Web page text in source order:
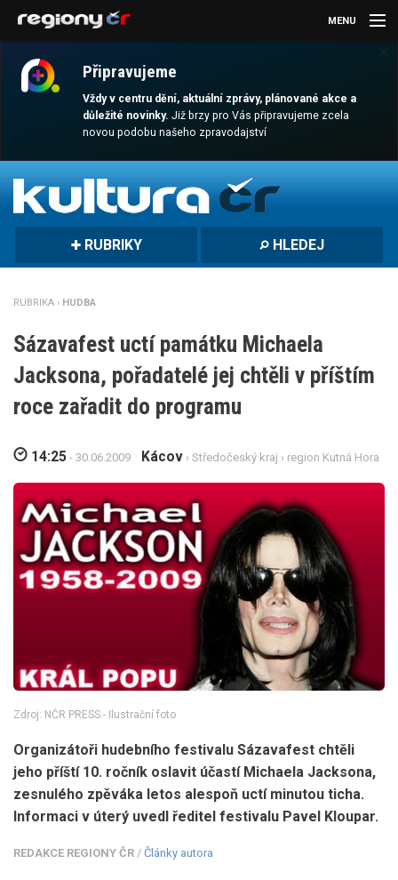
Připravujeme
Vždy v centru dění, aktuální zprávy, plánované akce a
důležité novinky.Již brzy pro Vás připravujeme zcela
novou podobu našeho zpravodajství
MENU
AKTUALITY
MAGAZÍN
RUBRIKY HLEDEJ
RUBRIKA › HUDBA
Sázavafest uctí památku Michaela
Jacksona, pořadatelé jej chtěli v příštím
roce zařadit do programu
14:25 - 30.06.2009 Kácov › Středočeský kraj › region Kutná Hora
Zdroj: NČR PRESS - Ilustrační foto
Organizátoři hudebního festivalu Sázavafest chtěli
jeho příští 10. ročník oslavit účastí Michaela Jacksona,
zesnulého zpěváka letos alespoň uctí minutou ticha.
Informaci v úterý uvedl ředitel festivalu Pavel Kloupar.
REDAKCE REGIONY ČR / Články autora